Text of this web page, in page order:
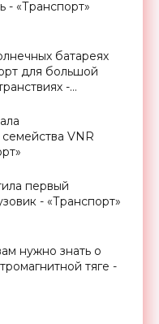
- «Транспорт»
батареях
для большой
-
VNR
первый
- «Транспорт»
нужно знать о
тяге -